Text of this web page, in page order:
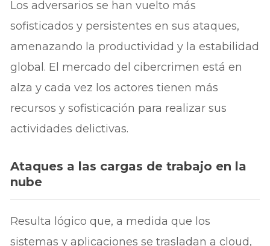
Los adversarios se han vuelto más
sofisticados y persistentes en sus ataques,
amenazando la productividad y la estabilidad
global. El mercado del cibercrimen está en
alza y cada vez los actores tienen más
recursos y sofisticación para realizar sus
actividades delictivas.
Ataques a las cargas de trabajo en la
nube
Resulta lógico que, a medida que los
sistemas y aplicaciones se trasladan a cloud,